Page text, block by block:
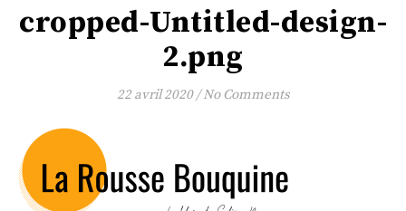
cropped-Untitled-design-
2.png
22 avril 2020/No Comments